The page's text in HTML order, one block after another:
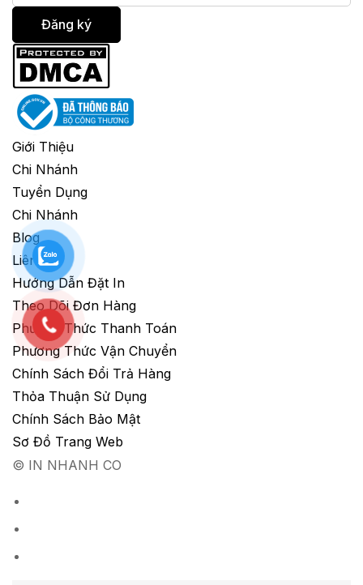
Đăng ký
Giới Thiệu
Chi Nhánh
Tuyển Dụng
Chi Nhánh
Blog
Liên Hệ
Hướng Dẫn Đặt In
Theo Dõi Đơn Hàng
Phương Thức Thanh Toán
Phương Thức Vận Chuyển
Chính Sách Đổi Trả Hàng
Thỏa Thuận Sử Dụng
Chính Sách Bảo Mật
Sơ Đồ Trang Web
© IN NHANH CO